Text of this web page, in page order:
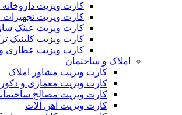
کارت ویزیت
کارت ویزیت
کارت ویزیت عینک
کارت ویزیت کلینیک
کارت ویزیت عطاری و
املاک و ساختمان
کارت ویزیت مشاور املاک
کارت ویزیت معماری و
کارت ویزیت مصالح
کارت ویزیت آهن آلات